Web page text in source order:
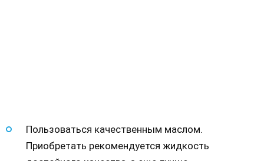
Пользоваться качественным маслом.
Приобретать рекомендуется жидкость